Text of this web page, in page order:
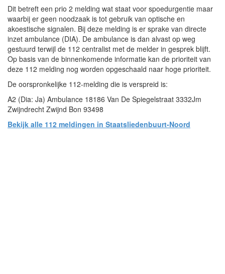
Dit betreft een prio 2 melding wat staat voor spoedurgentie maar
waarbij er geen noodzaak is tot gebruik van optische en
akoestische signalen. Bij deze melding is er sprake van directe
inzet ambulance (DIA). De ambulance is dan alvast op weg
gestuurd terwijl de 112 centralist met de melder in gesprek blijft.
Op basis van de binnenkomende informatie kan de prioriteit van
deze 112 melding nog worden opgeschaald naar hoge prioriteit.
De oorspronkelijke 112-melding die is verspreid is:
A2 (Dia: Ja) Ambulance 18186 Van De Spiegelstraat 3332Jm
Zwijndrecht Zwijnd Bon 93498
Bekijk alle 112 meldingen in Staatsliedenbuurt-Noord